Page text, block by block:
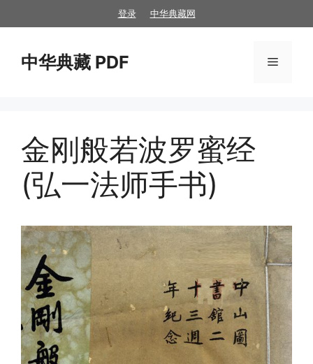
至
登录 中华典藏网
中华典藏 PDF 菜
金刚般若波罗蜜经
(弘一法师手书)